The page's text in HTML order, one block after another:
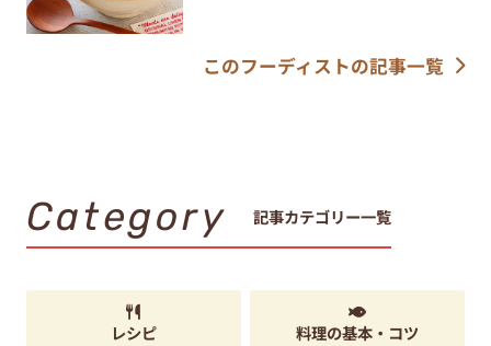
このフーディストの記事一覧
Category 記事カテゴリー一覧
レシピ 料理の基本・コツ